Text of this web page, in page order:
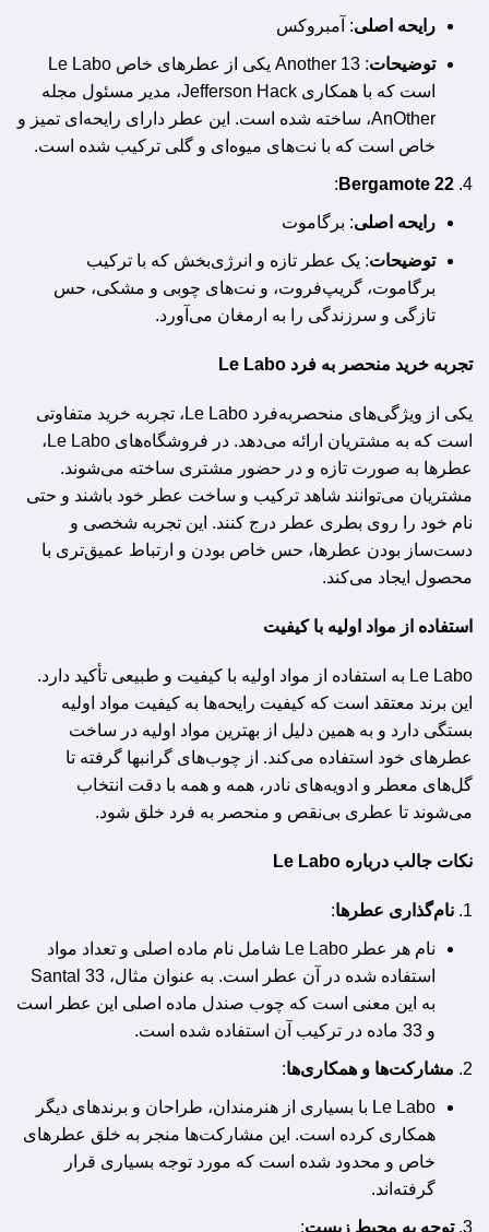
رایحه اصلی: آمبروکس
توضیحات
: Another 13 یکی از عطرهای خاص Le Labo
است که با همکاری Jefferson Hack، مدیر مسئول مجله
AnOther، ساخته شده است. این عطر دارای رایحه‌ای تمیز و
خاص است که با نت‌های میوه‌ای و گلی ترکیب شده است.
Bergamote 22
:
رایحه اصلی: برگاموت
توضیحات: یک عطر تازه و انرژی‌بخش که با ترکیب
برگاموت، گریپ‌فروت، و نت‌های چوبی و مشکی، حس
تازگی و سرزندگی را به ارمغان می‌آورد.
تجربه خرید منحصر به فرد Le Labo
یکی از ویژگی‌های منحصربه‌فرد Le Labo، تجربه خرید متفاوتی
است که به مشتریان ارائه می‌دهد. در فروشگاه‌های Le Labo،
عطرها به صورت تازه و در حضور مشتری ساخته می‌شوند.
مشتریان می‌توانند شاهد ترکیب و ساخت عطر خود باشند و حتی
نام خود را روی بطری عطر درج کنند. این تجربه شخصی و
دست‌ساز بودن عطرها، حس خاص بودن و ارتباط عمیق‌تری با
محصول ایجاد می‌کند.
استفاده از مواد اولیه با کیفیت
Le Labo به استفاده از مواد اولیه با کیفیت و طبیعی تأکید دارد.
این برند معتقد است که کیفیت رایحه‌ها به کیفیت مواد اولیه
بستگی دارد و به همین دلیل از بهترین مواد اولیه در ساخت
عطرهای خود استفاده می‌کند. از چوب‌های گرانبها گرفته تا
گل‌های معطر و ادویه‌های نادر، همه و همه با دقت انتخاب
می‌شوند تا عطری بی‌نقص و منحصر به فرد خلق شود.
نکات جالب درباره Le Labo
نام‌گذاری عطرها:
نام هر عطر Le Labo شامل نام ماده اصلی و تعداد مواد
استفاده شده در آن عطر است. به عنوان مثال، Santal 33
به این معنی است که چوب صندل ماده اصلی این عطر است
و 33 ماده در ترکیب آن استفاده شده است.
مشارکت‌ها و همکاری‌ها:
Le Labo با بسیاری از هنرمندان، طراحان و برندهای دیگر
همکاری کرده است. این مشارکت‌ها منجر به خلق عطرهای
خاص و محدود شده است که مورد توجه بسیاری قرار
گرفته‌اند.
توجه به محیط زیست: